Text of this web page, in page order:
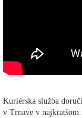
Kuriérska služba
v Trnave v najkratšom